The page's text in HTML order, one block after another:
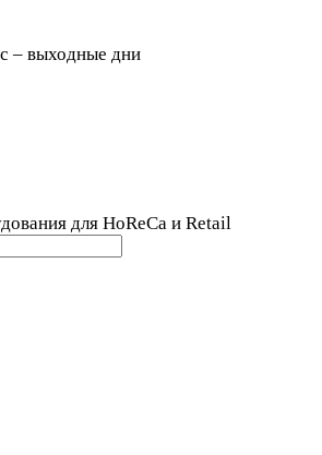
– выходные дни
для HoReCa и Retail